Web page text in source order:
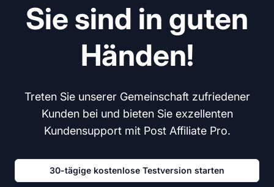
Sie sind in guten
Händen!
Treten Sie unserer Gemeinschaft zufriedener
Kunden bei und bieten Sie exzellenten
Kundensupport mit Post Affiliate Pro.
30-tägige kostenlose Testversion starten